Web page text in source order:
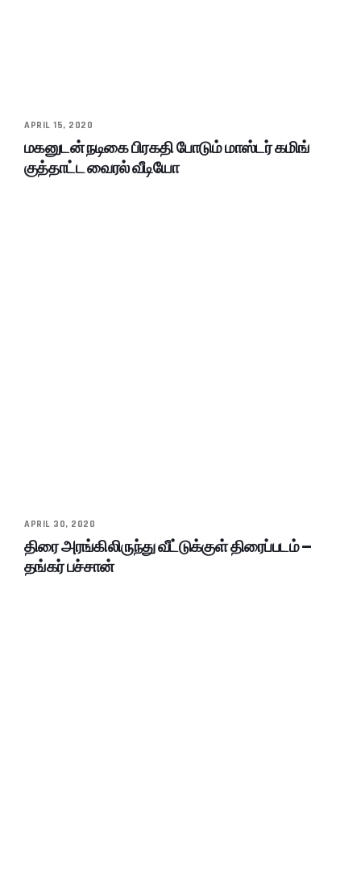
APRIL 15, 2020
மகனுடன் நடிகை பிரகதி போடும் மாஸ்டர் கமிங்
குத்தாட்ட வைரல் வீடியோ
APRIL 30, 2020
திரை அரங்கிலிருந்து வீட்டுக்குள் திரைப்படம் –
தங்கர் பச்சான்